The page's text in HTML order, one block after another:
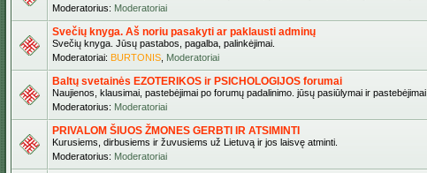
Moderatorius: Moderatoriai
Svečių knyga. Aš noriu pasakyti ar paklausti adminų
Svečių knyga. Jūsų pastabos, pagalba, palinkėjimai.
Moderatoriai: BURTONIS Moderatoriai
Baltų svetainės EZOTERIKOS ir PSICHOLOGIJOS forumai
Naujienos, klausimai, pastebėjimai po forumų padalinimo. jūsų pasiūlymai ir pastebėjimai.
Moderatorius: Moderatoriai
PRIVALOM ŠIUOS ŽMONES GERBTI IR ATSIMINTI
Kurusiems, dirbusiems ir žuvusiems už Lietuvą ir jos laisvę atminti.
Moderatorius: Moderatoriai